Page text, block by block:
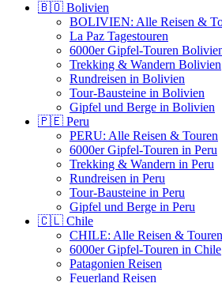
🇧🇴 Bolivien
BOLIVIEN: Alle Reisen &
La Paz Tagestouren
6000er Gipfel-Touren
Trekking & Wandern Bolivien
Rundreisen in Bolivien
Tour-Bausteine in Bolivien
Gipfel und Berge in Bolivien
🇵🇪 Peru
PERU: Alle Reisen & Touren
6000er Gipfel-Touren in Peru
Trekking & Wandern in Peru
Rundreisen in Peru
Tour-Bausteine in Peru
Gipfel und Berge in Peru
🇨🇱 Chile
CHILE: Alle Reisen & Touren
6000er Gipfel-Touren in Chile
Patagonien Reisen
Feuerland Reisen